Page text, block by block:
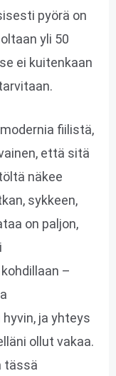
pyörä on
yli 50
ei kuitenkaan
fiilistä,
että sitä
näkee
sykkeen,
on paljon,
–
ja yhteys
ollut vakaa.
tässä